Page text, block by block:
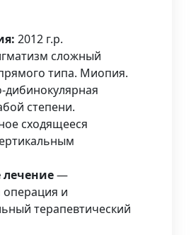
2012 г.р.
сложный
типа. Миопия.
степени.
сходящееся
—
операция и
терапевтический